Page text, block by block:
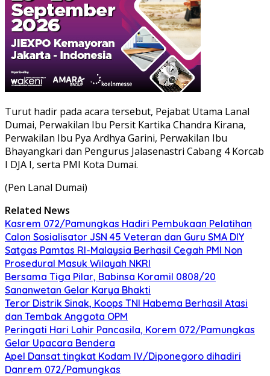
Turut hadir pada acara tersebut, Pejabat Utama Lanal
Dumai, Perwakilan Ibu Persit Kartika Chandra Kirana,
Perwakilan Ibu Pya Ardhya Garini, Perwakilan Ibu
Bhayangkari dan Pengurus Jalasenastri Cabang 4 Korcab
I DJA I, serta PMI Kota Dumai.
(Pen Lanal Dumai)
Related News
Kasrem 072/Pamungkas Hadiri Pembukaan Pelatihan
Calon Sosialisator JSN 45 Veteran dan Guru SMA DIY
Satgas Pamtas RI-Malaysia Berhasil Cegah PMI Non
Prosedural Masuk Wilayah NKRI
Bersama Tiga Pilar, Babinsa Koramil 0808/20
Sananwetan Gelar Karya Bhakti
Teror Distrik Sinak, Koops TNI Habema Berhasil Atasi
dan Tembak Anggota OPM
Peringati Hari Lahir Pancasila, Korem 072/Pamungkas
Gelar Upacara Bendera
Apel Dansat tingkat Kodam lV/Diponegoro dihadiri
Danrem 072/Pamungkas